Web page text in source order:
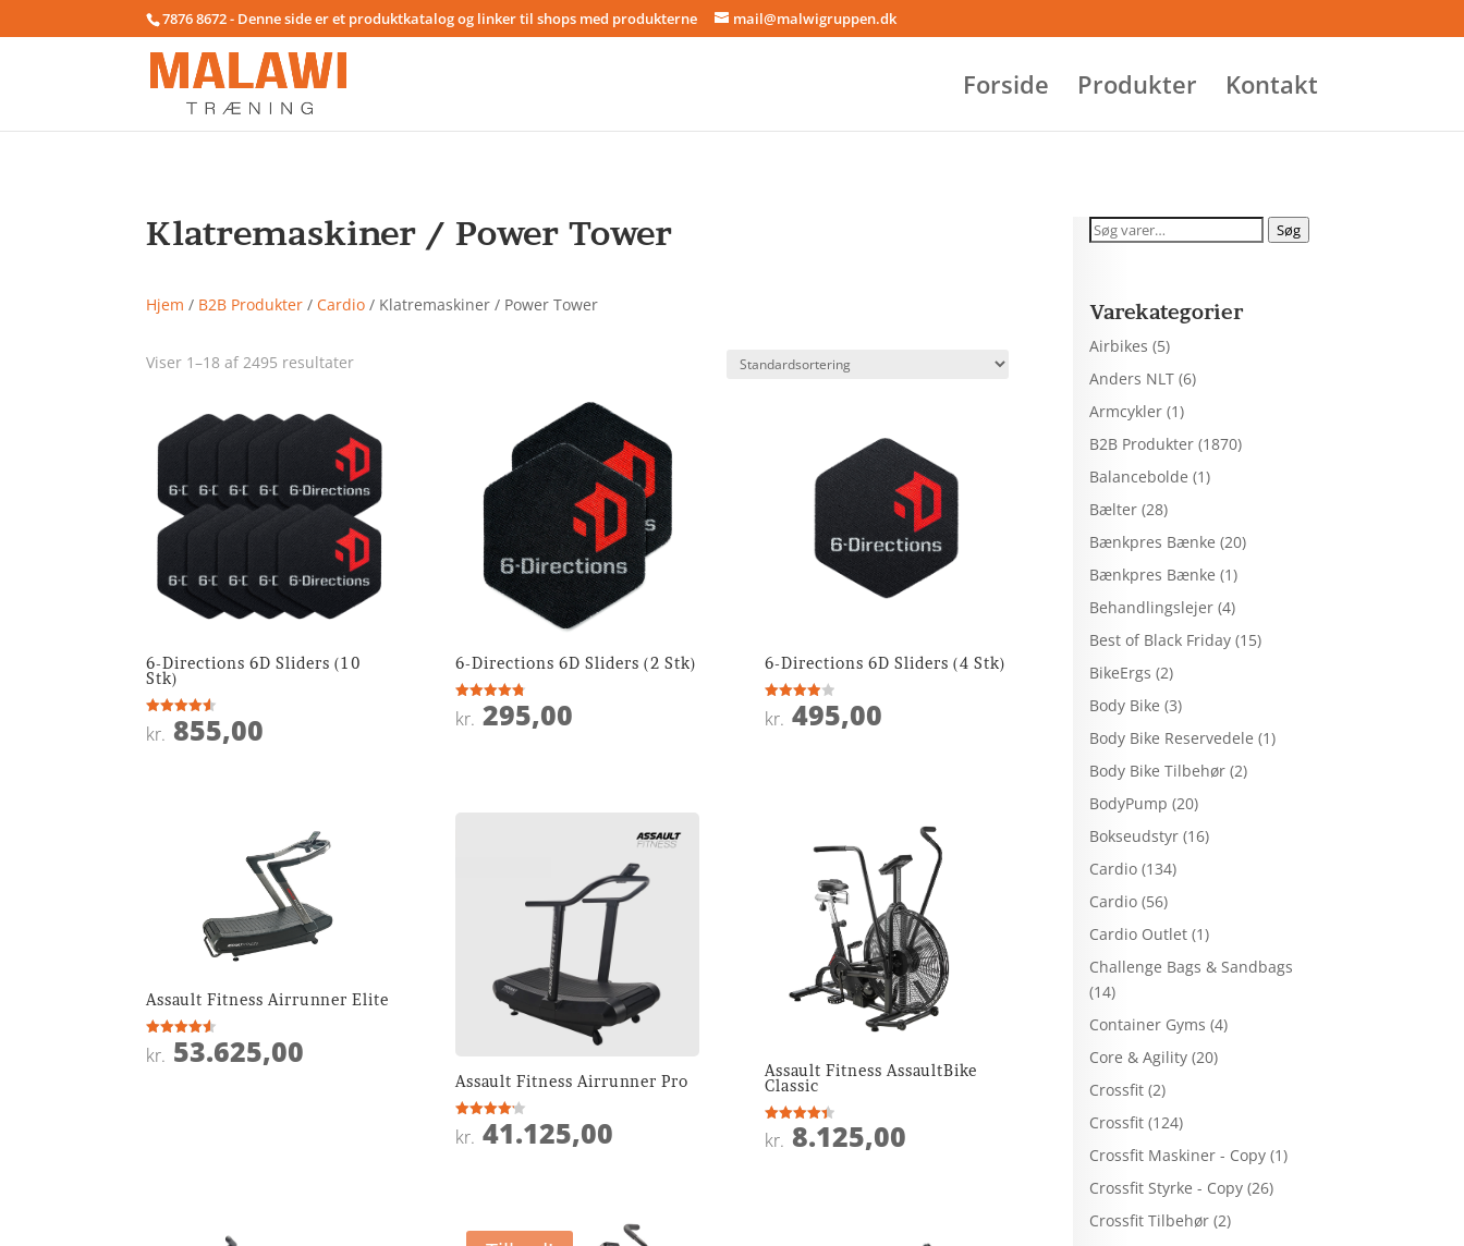
7876 8672 - Denne side er et produktkatalog og linker til shops med produkterne mail@malwigruppen.dk
Forside Produkter Kontakt
Klatremaskiner / Power Tower
Hjem / B2B Produkter /Cardio / Klatremaskiner / Power Tower
Viser 1–18 af 2495 resultater
6-Directions 6D Sliders (10
Stk)
Vurderet
4.5
kr. 855,00
6-Directions 6D Sliders (2 Stk)
Vurderet
4.8
kr. 295,00
6-Directions 6D Sliders (4 Stk)
Vurderet
4
kr. 495,00
Assault Fitness Airrunner Elite
Vurderet
4.5
kr. 53.625,00
Assault Fitness Airrunner Pro
Vurderet
4.2
kr. 41.125,00
Assault Fitness AssaultBike
Classic
Vurderet
4.4
kr. 8.125,00
Søg
Søg
Varekategorier
Airbikes (5)
Anders NLT (6)
Armcykler (1)
B2B Produkter (1870)
Balancebolde (1)
Bælter (28)
Bænkpres Bænke (20)
Bænkpres Bænke (1)
Behandlingslejer (4)
Best of Black Friday (15)
BikeErgs (2)
Body Bike (3)
Body Bike Reservedele (1)
Body Bike Tilbehør (2)
BodyPump (20)
Bokseudstyr (16)
Cardio (134)
Cardio (56)
Cardio Outlet (1)
Challenge Bags & Sandbags
(14)
Container Gyms (4)
Core & Agility (20)
Crossfit (2)
Crossfit (124)
Crossfit Maskiner - Copy (1)
Crossfit Styrke - Copy (26)
Crossfit Tilbehør (2)